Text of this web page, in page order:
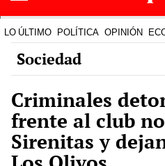
LO ÚLTIMO POLÍTICA OPINIÓN
Sociedad
Criminales
frente al club
Sirenitas y